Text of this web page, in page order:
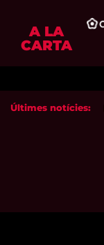
A LA
CARTA
Últimes notícies: